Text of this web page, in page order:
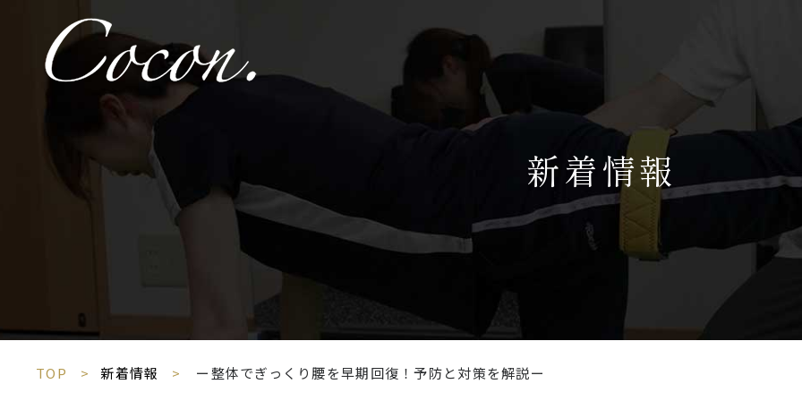
新着情報
TOP 新着情報 ー整体でぎっくり腰を早期回復！予防と対策を解説ー